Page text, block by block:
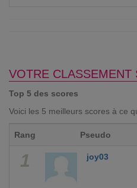
VOTRE CLASSEMENT
Top 5 des scores
Voici les 5 meilleurs scores à ce
Rang Pseudo
1 joy03